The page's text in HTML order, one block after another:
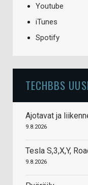
Youtube
iTunes
Spotify
TECHBBS
Ajotavat ja
9.8.2026
Tesla S,3,X,Y,
9.8.2026